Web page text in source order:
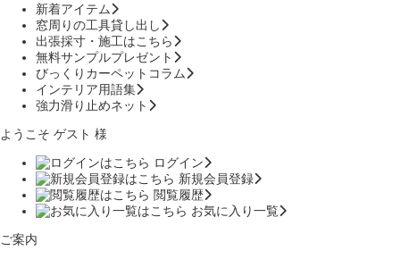
新着アイテム
窓周りの工具貸し出し
出張採寸・施工はこちら
無料サンプルプレゼント
びっくりカーペットコラム
インテリア用語集
強力滑り止めネット
ようこそ ゲスト 様
ログイン
新規会員登録
閲覧履歴
お気に入り一覧
ご案内